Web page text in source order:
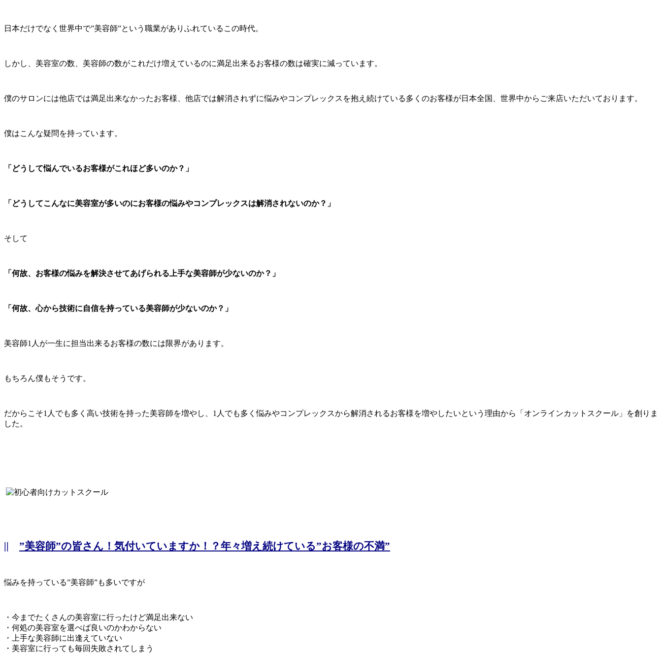
日本だけでなく世界中で”美容師”という職業がありふれているこの時代。
しかし、美容室の数、美容師の数がこれだけ増えているのに満足出来るお客様の数は確実に減っています。
僕のサロンには他店では満足出来なかったお客様、他店では解消されずに悩みやコンプレックスを抱え続けている多くのお客様が日本全国、世界中からご来店いただいております。
僕はこんな疑問を持っています。
「どうして悩んでいるお客様がこれほど多いのか？」
「どうしてこんなに美容室が多いのにお客様の悩みやコンプレックスは解消されないのか？」
そして
「何故、お客様の悩みを解決させてあげられる上手な美容師が少ないのか？」
「何故、心から技術に自信を持っている美容師が少ないのか？」
美容師1人が一生に担当出来るお客様の数には限界があります。
もちろん僕もそうです。
だからこそ1人でも多く高い技術を持った美容師を増やし、1人でも多く悩みやコンプレックスから解消されるお客様を増やしたいという理由から「オンラインカットスクール」を創りま
した。
|| ”美容師”の皆さん！気付いていますか！？年々増え続けている”お客様の不満”
悩みを持っている”美容師”も多いですが
・今までたくさんの美容室に行ったけど満足出来ない
・何処の美容室を選べば良いのかわからない
・上手な美容師に出逢えていない
・美容室に行っても毎回失敗されてしまう